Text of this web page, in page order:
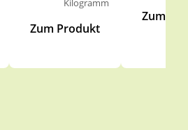
Kilogramm
Zum Produkt
Zum